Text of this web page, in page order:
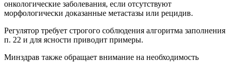
онкологические заболевания, если отсутствуют
морфологически доказанные метастазы или рецидив.
Регулятор требует строгого соблюдения алгоритма заполнения
п. 22 и для ясности приводит примеры.
Минздрав также обращает внимание на необходимость